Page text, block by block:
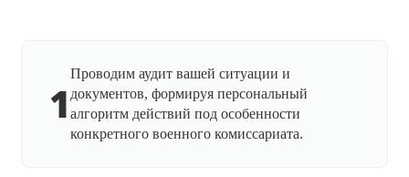
1
Проводим аудит вашей ситуации и
документов, формируя персональный
алгоритм действий под особенности
конкретного военного комиссариата.